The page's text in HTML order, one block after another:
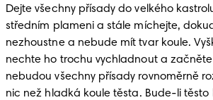
Dejte všechny přísady do velkého
středním plameni a stále míchejte,
nezhoustne a nebude mít tvar koule.
nechte ho trochu vychladnout a
nebudou všechny přísady rovnoměrně
nic než hladká koule těsta. Bude-li těsto